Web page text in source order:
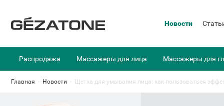
Новости
Распродажа Массажеры для лица Массажеры для
Главная - Новости - Щетка для умывания лица: как пользоваться